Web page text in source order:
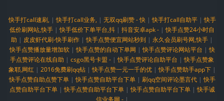
快手打call速刷, |快手打call业务, | 无双qq刷赞 - 快|快手打call自助平|快手
低价刷网站,快手 |快手低价下单平台,抖 | 抖音安卓apk - |快手点赞24小时自
助 | 皮皮虾代刷-快手刷作 |快手点赞便宜网站秒到 | 永久会员刷号网,快手 |
快手点赞播放量增加软|快手点赞的自动下单网 |快手点赞评论网站平台 |快
手点赞评论在线自助 | csgo黑号卡盟 - |快手点赞评论自助平台 |快手点赞象
象耶,网红 | 2016免费刷qq钻|快手点赞一元一千的优|快手点赞助手app下|
快手点赞自助点赞下单|快手点赞自助平台下单| 刷qq空间评论墨言代|快手
点赞自助平台下单|快手点赞自助平台下单|快手点赞自助平台下单|快手诚
信业务网 - |